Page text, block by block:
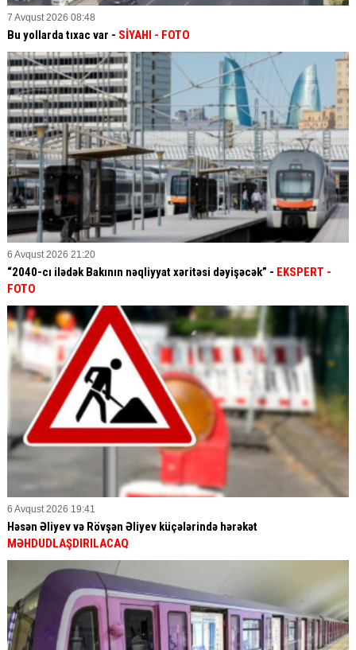
7 Avqust 2026 08:48
Bu yollarda tıxac var - SİYAHI - FOTO
6 Avqust 2026 21:20
“2040-cı ilədək Bakının nəqliyyat xəritəsi dəyişəcək” - EKSPERT -
FOTO
6 Avqust 2026 19:41
Həsən Əliyev və Rövşən Əliyev küçələrində hərəkət
MƏHDUDLAŞDIRILACAQ